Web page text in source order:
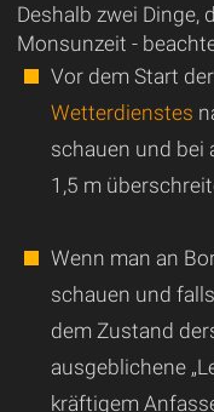
Deshalb zwei Dinge,
Monsunzeit -
Vor dem Start
Wetterdienstes
schauen und bei
1,5 m
Wenn man an
schauen und
dem Zustand
ausgeblichene
kräftigem